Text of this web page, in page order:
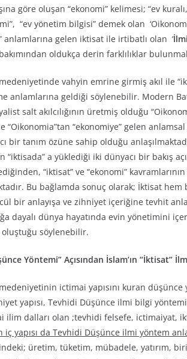
göre oluşan “ekonomi” kelimesi; “ev
“ev yönetim bilgisi” demek olan
anlamlarına gelen iktisat ile irtibatlı olan ‘
oldukça derin farklılıklar
vahyin emrine girmiş akıl ile
anlamlarına geldiği söylenebilir. Modern
salt akılcılığının üretmiş olduğu
“Oikonomia”tan “ekonomiye” gelen
bir tanım özüne sahip olduğu
“iktisada” a yüklediği iki dünyacı bir bakış
“iktisat” ve “ekonomi”
Bu bağlamda sonuç olarak; İktisat
bir anlayışa ve zihniyet içeriğine tevhit
dayalı dünya hayatında evin yönetimini
oluştuğu söylenebilir.
Yöntemi” Açısından İslam’ın “İktisat”
ictimai yapısını kuran düşünce
yapısı, Tevhidi Düşünce ilmi bilgi
ilim dalları olan ;tevhidi felsefe, ictimaiyat,
iç yapısı da Tevhidi Düşünce ilmi yöntem
üretim, tüketim, mübadele, yatırım,